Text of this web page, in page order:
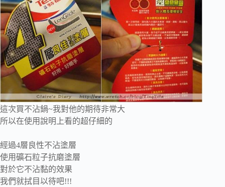
這次買不沾鍋~我對他的期待非常大
所以在使用說明上看的超仔細的
經過4層良性不沾塗層
使用礦石粒子抗磨塗層
對於它不沾黏的效果
我們就拭目以待吧!!!